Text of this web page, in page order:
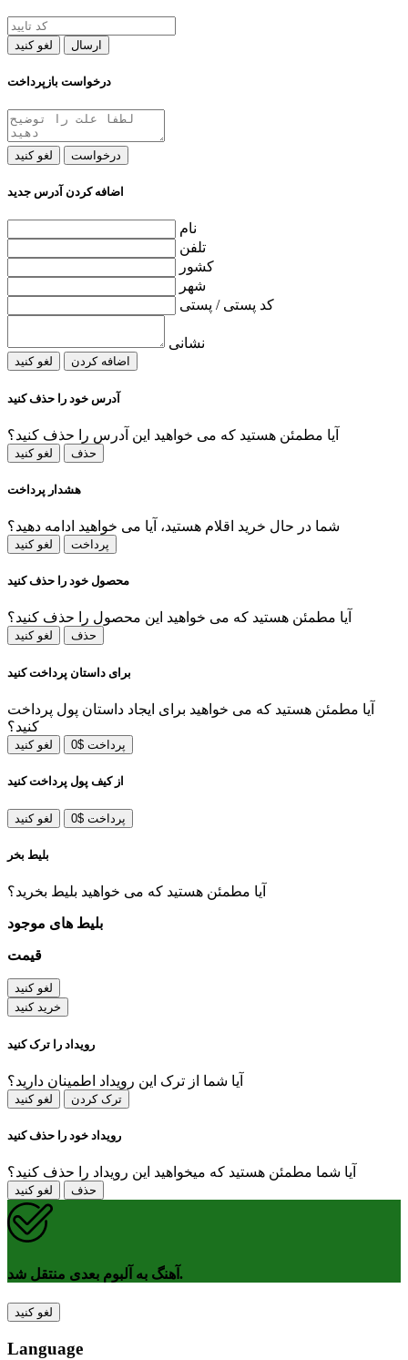
لغو کنید ارسال
درخواست بازپرداخت
لغو کنید درخواست
اضافه کردن آدرس جدید
نام
تلفن
کشور
شهر
کد پستی / پستی
نشانی
لغو کنید اضافه کردن
آدرس خود را حذف کنید
آیا مطمئن هستید که می خواهید این آدرس را حذف کنید؟
لغو کنید حذف
هشدار پرداخت
شما در حال خرید اقلام هستید، آیا می خواهید ادامه دهید؟
لغو کنید پرداخت
محصول خود را حذف کنید
آیا مطمئن هستید که می خواهید این محصول را حذف کنید؟
لغو کنید حذف
برای داستان پرداخت کنید
آیا مطمئن هستید که می خواهید برای ایجاد داستان پول پرداخت
کنید؟
لغو کنید پرداخت $0
از کیف پول پرداخت کنید
لغو کنید پرداخت $0
بلیط بخر
آیا مطمئن هستید که می خواهید بلیط بخرید؟
بلیط های موجود
قیمت
لغو کنید
خرید کنید
رویداد را ترک کنید
آیا شما از ترک این رویداد اطمینان دارید؟
لغو کنید ترک کردن
رویداد خود را حذف کنید
آیا شما مطمئن هستید که میخواهید این رویداد را حذف کنید؟
لغو کنید حذف
آهنگ به آلبوم بعدی منتقل شد.
لغو کنید
Language